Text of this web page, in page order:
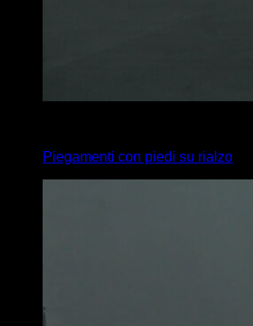
Piegamenti con piedi su rialzo